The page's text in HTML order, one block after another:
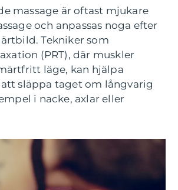
massage är oftast mjukare
och anpassas noga efter
Tekniker som
(PRT), där muskler
läge, kan hjälpa
släppa taget om långvarig
i nacke, axlar eller